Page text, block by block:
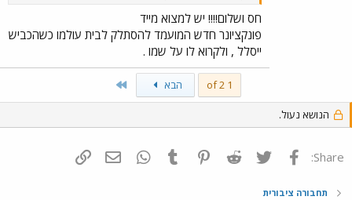
חס ושלום!!!! יש למצוא מייד
פונקציונר חדש המועמד להסתלק לבית עולמו כשהכביש
ייסלל , ולקרוא לו על שמו .
1 of 2 הבא
הנושא נעול.
Share: פייסבוק Twitter
Reddit
Pinterest
Tumblr
WhatsAppדואר אלקטרוני
תחבורה ציבורית